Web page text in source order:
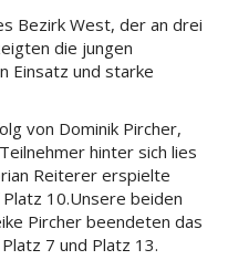
Bezirk West, der an drei
die jungen
Einsatz und starke
von Dominik Pircher,
hinter sich lies
Reiterer erspielte
10.Unsere beiden
Pircher beendeten das
7 und Platz 13.